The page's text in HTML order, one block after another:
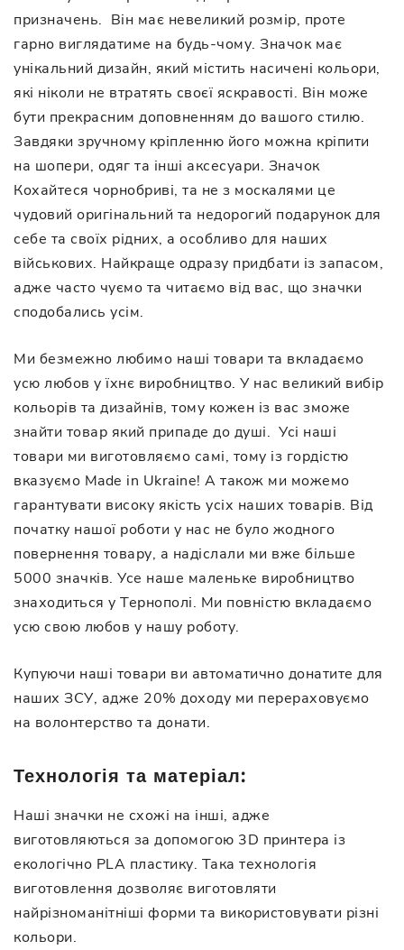
призначень. Він має невеликий розмір, проте
гарно виглядатиме на будь-чому. Значок має
унікальний дизайн, який містить насичені кольори,
які ніколи не втратять своєї яскравості. Він може
бути прекрасним доповненням до вашого стилю.
Завдяки зручному кріпленню його можна кріпити
на шопери, одяг та інші аксесуари. Значок
Кохайтеся чорнобриві, та не з москалями це
чудовий оригінальний та недорогий подарунок для
себе та своїх рідних, а особливо для наших
військових. Найкраще одразу придбати із запасом,
адже часто чуємо та читаємо від вас, що значки
сподобались усім.
Ми безмежно любимо наші товари та вкладаємо
усю любов у їхнє виробництво. У нас великий вибір
кольорів та дизайнів, тому кожен із вас зможе
знайти товар який припаде до душі. Усі наші
товари ми виготовляємо самі, тому із гордістю
вказуємо Made in Ukraine! А також ми можемо
гарантувати високу якість усіх наших товарів. Від
початку нашої роботи у нас не було жодного
повернення товару, а надіслали ми вже більше
5000 значків. Усе наше маленьке виробництво
знаходиться у Тернополі. Ми повністю вкладаємо
усю свою любов у нашу роботу.
Купуючи наші товари ви автоматично донатите для
наших ЗСУ, адже 20% доходу ми перераховуємо
на волонтерство та донати.
Технологія та матеріал:
Наші значки не схожі на інші, адже
виготовляються за допомогою 3D принтера із
екологічно PLA пластику. Така технологія
виготовлення дозволяє виготовляти
найрізноманітніші форми та використовувати різні
кольори.